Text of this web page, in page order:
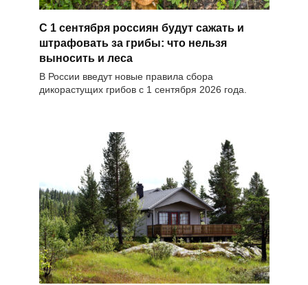
С 1 сентября россиян будут сажать и
штрафовать за грибы: что нельзя
выносить и леса
В России введут новые правила сбора
дикорастущих грибов с 1 сентября 2026 года.